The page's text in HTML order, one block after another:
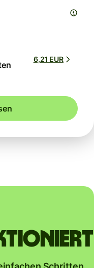
6,21 EUR